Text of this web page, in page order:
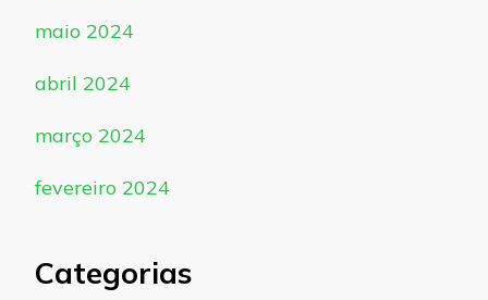
maio 2024
abril 2024
março 2024
fevereiro 2024
Categorias